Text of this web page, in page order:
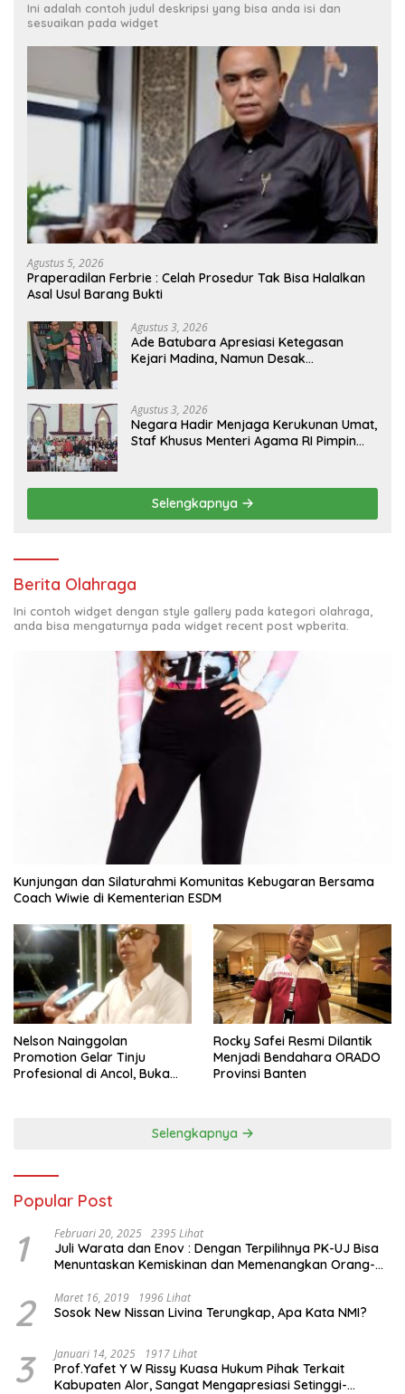
Ini adalah contoh judul deskripsi yang bisa anda isi dan
sesuaikan pada widget
Agustus 5, 2026
Praperadilan Ferbrie : Celah Prosedur Tak Bisa Halalkan
Asal Usul Barang Bukti
Agustus 3, 2026
Ade Batubara Apresiasi Ketegasan
Kejari Madina, Namun Desak
Terlibat Kasus Smart Village
Agustus 3, 2026
Negara Hadir Menjaga Kerukunan Umat,
Staf Khusus Menteri Agama RI Pimpin
Selengkapnya
Berita Olahraga
Ini contoh widget dengan style gallery pada kategori olahraga,
anda bisa mengaturnya pada widget recent post wpberita.
Kunjungan dan Silaturahmi Komunitas Kebugaran Bersama
Coach Wiwie di Kementerian ESDM
Nelson Nainggolan
Promotion Gelar Tinju
Profesional di Ancol, Buka
Rocky Safei Resmi Dilantik
Menjadi Bendahara ORADO
Provinsi Banten
Selengkapnya
Popular Post
1 Februari 20, 2025 2395 Lihat
Juli Warata dan Enov : Dengan Terpilihnya PK-UJ Bisa
Menuntaskan Kemiskinan dan Memenangkan Orang-
2 Maret 16, 2019 1996 Lihat
Sosok New Nissan Livina Terungkap, Apa Kata NMI?
3 Januari 14, 2025 1917 Lihat
Prof.Yafet Y W Rissy Kuasa Hukum Pihak Terkait
Kabupaten Alor, Sangat Mengapresiasi Setinggi-